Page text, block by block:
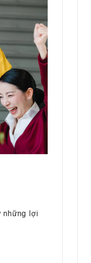
những lợi
- Headhunter Vietnam
Engineer
Anh - Trung